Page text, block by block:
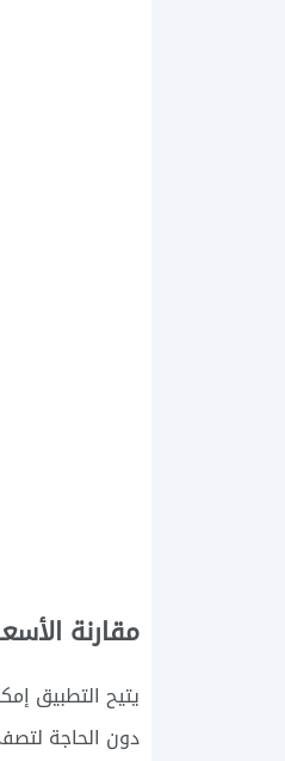
مقارنة
يتيح التطبيق إمكانية المقارنة بين أكثر من 700
دون الحاجة